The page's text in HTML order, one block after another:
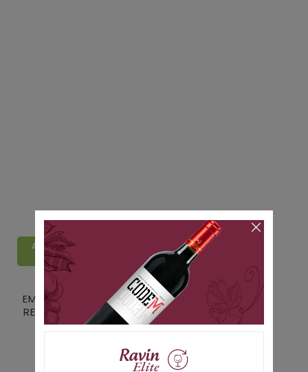
EMILIO LUSTAU
EMILIO LUSTAU SOLERA
RESERVA PUERTO FINO
-
Adicionar ao
carrinho